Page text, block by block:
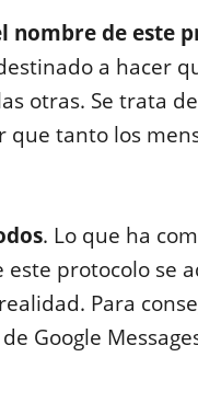
nombre de este
a hacer
otras. Se trata
tanto los
. Lo que ha
protocolo se
Para
Google